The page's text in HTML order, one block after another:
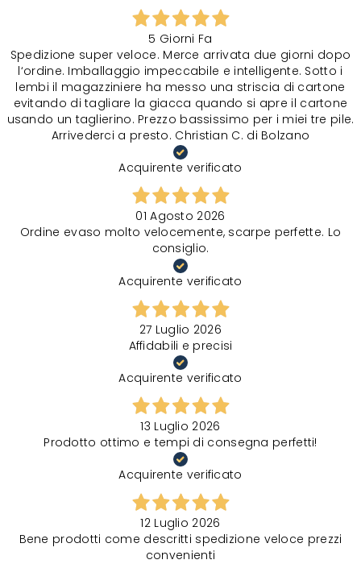
5 Giorni Fa
Spedizione super veloce. Merce arrivata due giorni dopo
l‘ordine. Imballaggio impeccabile e intelligente. Sotto i
lembi il magazziniere ha messo una striscia di cartone
evitando di tagliare la giacca quando si apre il cartone
usando un taglierino. Prezzo bassissimo per i miei tre pile.
Arrivederci a presto. Christian C. di Bolzano
Acquirente verificato
01 Agosto 2026
Ordine evaso molto velocemente, scarpe perfette. Lo
consiglio.
Acquirente verificato
27 Luglio 2026
Affidabili e precisi
Acquirente verificato
13 Luglio 2026
Prodotto ottimo e tempi di consegna perfetti!
Acquirente verificato
12 Luglio 2026
Bene prodotti come descritti spedizione veloce prezzi
convenienti